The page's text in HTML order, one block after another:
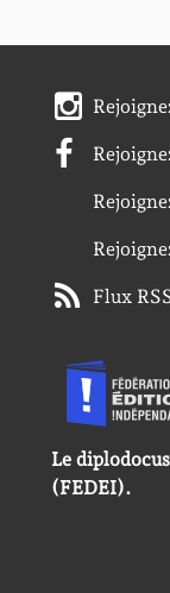
Flux
Le
(FEDEI).